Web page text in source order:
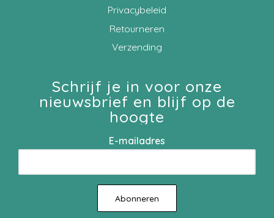
Privacybeleid
Retourneren
Verzending
Schrijf je in voor onze
nieuwsbrief en blijf op de
hoogte
E-mailadres